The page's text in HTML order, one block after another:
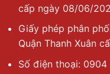
cấp ngày 08/06/
Giấy phép phân
Quận Thanh Xuân
Số điện thoại: 0904